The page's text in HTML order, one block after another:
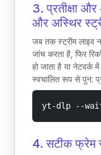
3. प्रतीक्षा
और अस्थिर
जब तक स्ट्रीम लाइव
जांच करता है, फिर
हो जाता है या नेटवर्क
स्वचालित रूप से पुन:
yt-dlp --
4. सटीक फ्रेम